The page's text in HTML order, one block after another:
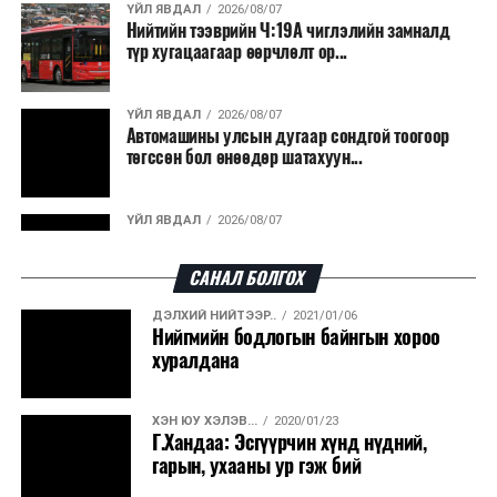
сая сурагч суралцана
ӨМНӨХ МЭДЭЭ
Мансууруулах эм, сэтгэцэд нөлөөт бодисыг хууль
бусаар олж авсан, хадгалсан хэргийг шүүхэд
ҮЙЛ ЯВДАЛ 2026/08/07
Нийтийн тээврийн Ч:19А чиглэлийн замналд
түр хугацаагаар өөрчлөлт ор...
ҮЙЛ ЯВДАЛ 2026/08/07
Автомашины улсын дугаар сондгой тоогоор
төгссөн бол өнөөдөр шатахуун...
ҮЙЛ ЯВДАЛ 2026/08/07
ДЭЛХИЙ НИЙТЭЭР.. 2026/08/06
“Уралдронзавод” компанийн ерөнхий
захирлын автомашиныг дэлбэлжээ...
ҮЙЛ ЯВДАЛ 2026/08/06
Сүхбаатар боомтоор тав хоногт 10 мянга гаруй
тонн АИ-92 автобензин и...
САНАЛ БОЛГОХ
ДЭЛХИЙ НИЙТЭЭР.. 2021/01/06
Нийгмийн бодлогын байнгын хороо
хуралдана
ХЭН ЮУ ХЭЛЭВ... 2020/01/23
Г.Хандаа: Эсгүүрчин хүнд нүдний,
гарын, ухааны ур гэж бий